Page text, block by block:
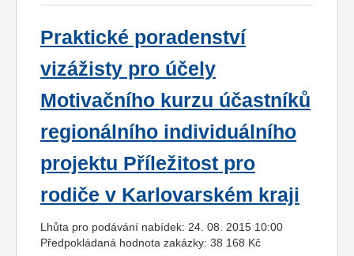
Praktické poradenství
vizážisty pro účely
Motivačního kurzu účastníků
regionálního individuálního
projektu Příležitost pro
rodiče v Karlovarském kraji
Lhůta pro podávání nabídek: 24. 08. 2015 10:00
Předpokládaná hodnota zakázky: 38 168 Kč